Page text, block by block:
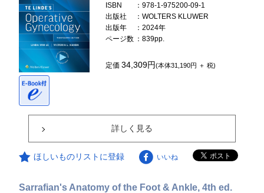
ISBN
：978-1-975200-09-1
出版社
：WOLTERS KLUWER
出版年
：2024年
ページ数 ：839pp.
定価34,309円(本体31,190円 ＋ 税)
詳しく見る
ほしいものリストに登録 いいね
Sarrafian's Anatomy of the Foot & Ankle, 4th ed.